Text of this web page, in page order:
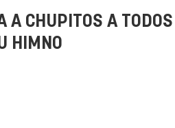
A CHUPITOS A TODOS
HIMNO